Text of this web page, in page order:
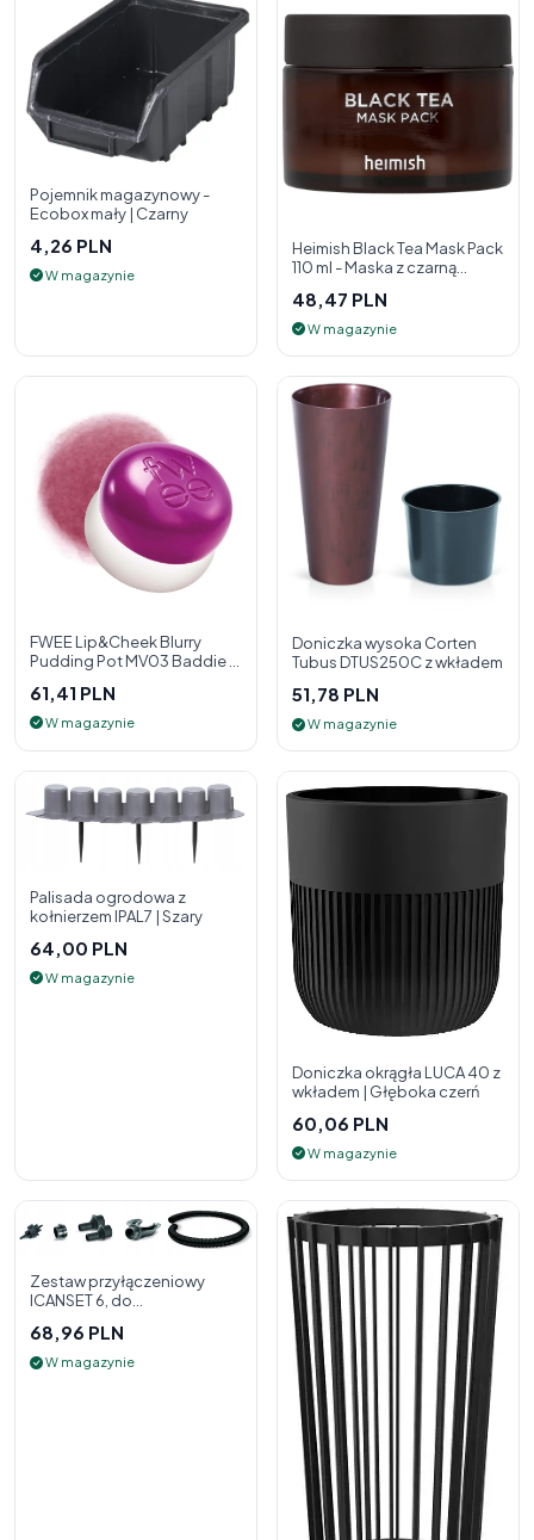
Pojemnik magazynowy -
Ecobox mały | Czarny
4,26 PLN
W magazynie
Heimish Black Tea Mask Pack
110 ml - Maska z czarną
48,47 PLN
W magazynie
FWEE Lip&Cheek Blurry
Pudding Pot MV03 Baddie 5
policzk
61,41 PLN
W magazynie
Doniczka wysoka Corten
Tubus DTUS250C z wkładem
51,78 PLN
W magazynie
Palisada ogrodowa z
kołnierzem IPAL7 | Szary
64,00 PLN
W magazynie
Doniczka okrągła LUCA 40 z
wkładem | Głęboka czerń
60,06 PLN
W magazynie
Zestaw przyłączeniowy
ICANSET 6, do
68,96 PLN
W magazynie